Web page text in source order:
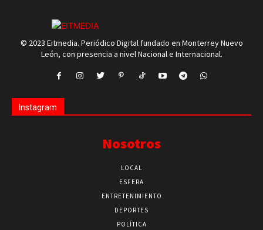
© 2023 Eitmedia. Periódico Digital fundado en Monterrey Nuevo
León, con presencia a nivel Nacional e Internacional.
Instagram
Nosotros
LOCAL
ESFERA
ENTRETENIMIENTO
DEPORTES
POLÍTICA